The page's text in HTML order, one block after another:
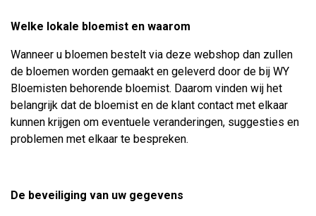
Welke lokale bloemist en waarom
Wanneer u bloemen bestelt via deze webshop dan zullen
de bloemen worden gemaakt en geleverd door de bij WY
Bloemisten behorende bloemist. Daarom vinden wij het
belangrijk dat de bloemist en de klant contact met elkaar
kunnen krijgen om eventuele veranderingen, suggesties en
problemen met elkaar te bespreken.
De beveiliging van uw gegevens